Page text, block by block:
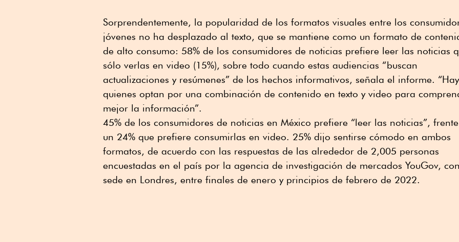
Sorprendentemente, la popularidad de los formatos visuales entre los
jóvenes no ha desplazado al texto, que se mantiene como un formato de
de alto consumo: 58% de los consumidores de noticias prefiere leer las noticias
sólo verlas en video (15%), sobre todo cuando estas audiencias “buscan
actualizaciones y resúmenes” de los hechos informativos, señala el informe. “Hay
quienes optan por una combinación de contenido en texto y video para
mejor la información”.
45% de los consumidores de noticias en México prefiere “leer las noticias”,
un 24% que prefiere consumirlas en video. 25% dijo sentirse cómodo en ambos
formatos, de acuerdo con las respuestas de las alrededor de 2,005 personas
encuestadas en el país por la agencia de investigación de mercados YouGov,
sede en Londres, entre finales de enero y principios de febrero de 2022.